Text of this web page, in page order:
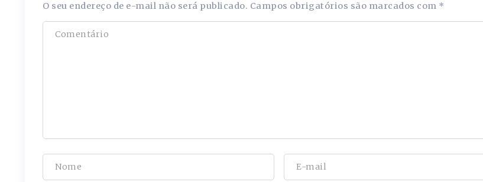
O seu endereço de e-mail não será publicado. Campos obrigatórios são marcados com *